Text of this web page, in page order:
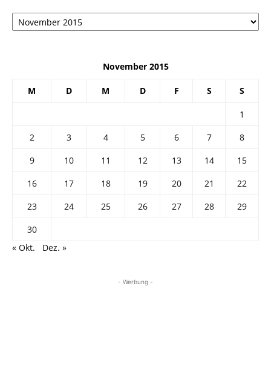
Архив
November 2015
M D M D F S S
1
2
3 4 5 6 7
8
9
10 11 12 13 14
15
16
17 18 19 20 21
22
23
24 25 26 27 28
29
30
« Okt.
Dez. »
- Werbung -